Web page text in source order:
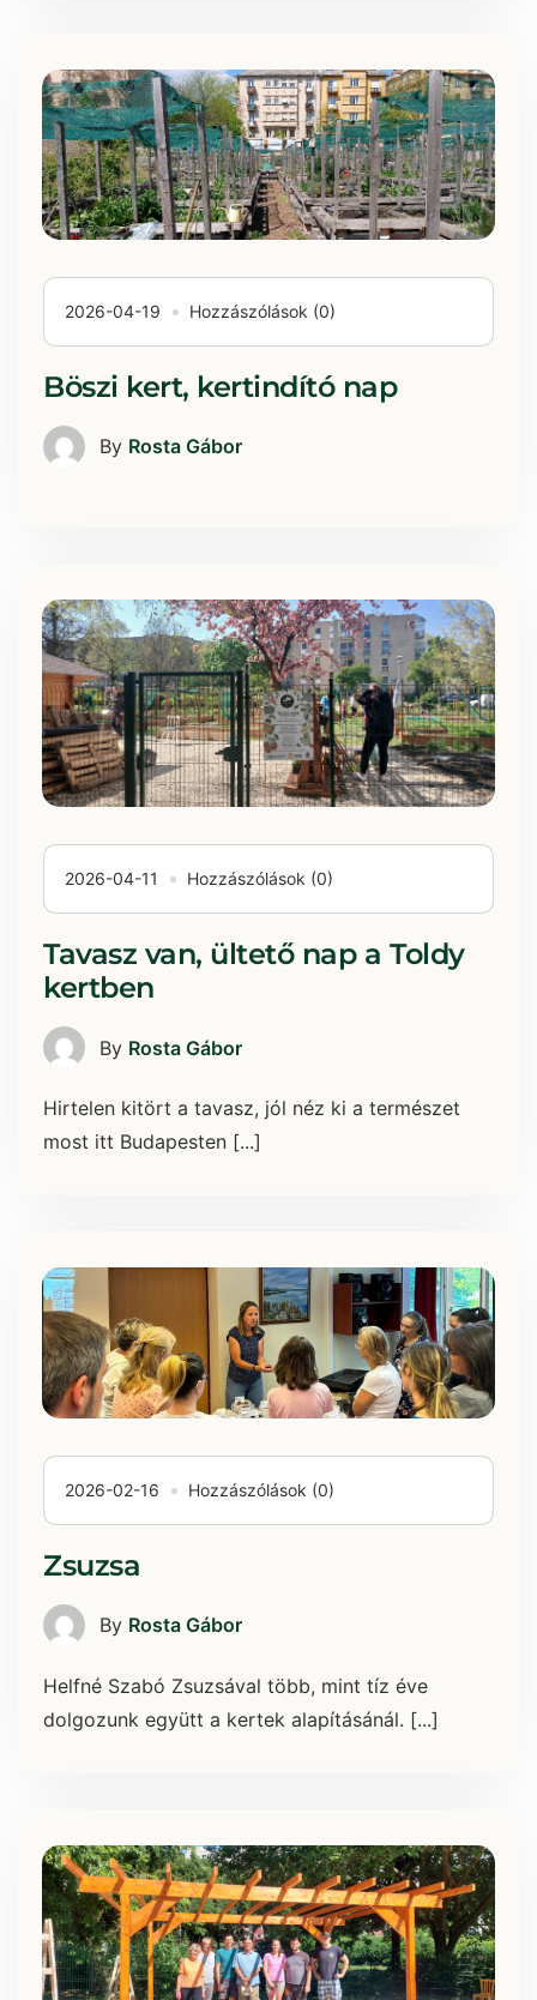
2026-04-19 Hozzászólások (0)
Böszi kert, kertindító nap
By Rosta Gábor
2026-04-11 Hozzászólások (0)
Tavasz van, ültető nap a Toldy
kertben
By Rosta Gábor
Hirtelen kitört a tavasz, jól néz ki a természet
most itt Budapesten [...]
2026-02-16 Hozzászólások (0)
Zsuzsa
By Rosta Gábor
Helfné Szabó Zsuzsával több, mint tíz éve
dolgozunk együtt a kertek alapításánál. [...]